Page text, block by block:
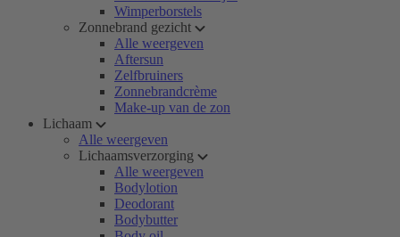
Wimperborstels
Zonnebrand gezicht
Alle weergeven
Aftersun
Zelfbruiners
Zonnebrandcrème
Make-up van de zon
Lichaam
Alle weergeven
Lichaamsverzorging
Alle weergeven
Bodylotion
Deodorant
Bodybutter